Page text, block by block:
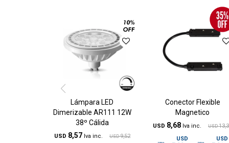
Lámpara LED
Dimerizable AR111 12W
38º Cálida
USD 8,57 USD 9,52
Conector Flexible
Magnetico
USD 8,68 USD
USD
USD